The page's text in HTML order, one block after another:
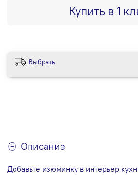
Купить в 1
Выбрать
Описание
Добавьте изюминку в интерьер